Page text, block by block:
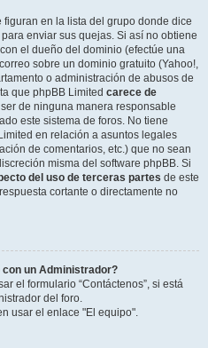
en la lista del grupo donde dice
enviar sus quejas. Si así no obtiene
el dueño del dominio (efectúe una
sobre un dominio gratuito (Yahoo!,
o administración de abusos de
que phpBB Limited carece de
de ninguna manera responsable
este sistema de foros. No tiene
en relación a asuntos legales
de comentarios, etc.) que no sean
misma del software phpBB. Si
del uso de terceras partes de este
cortante o directamente no
un Administrador?
el formulario “Contáctenos”, si está
del foro.
usar el enlace "El equipo".